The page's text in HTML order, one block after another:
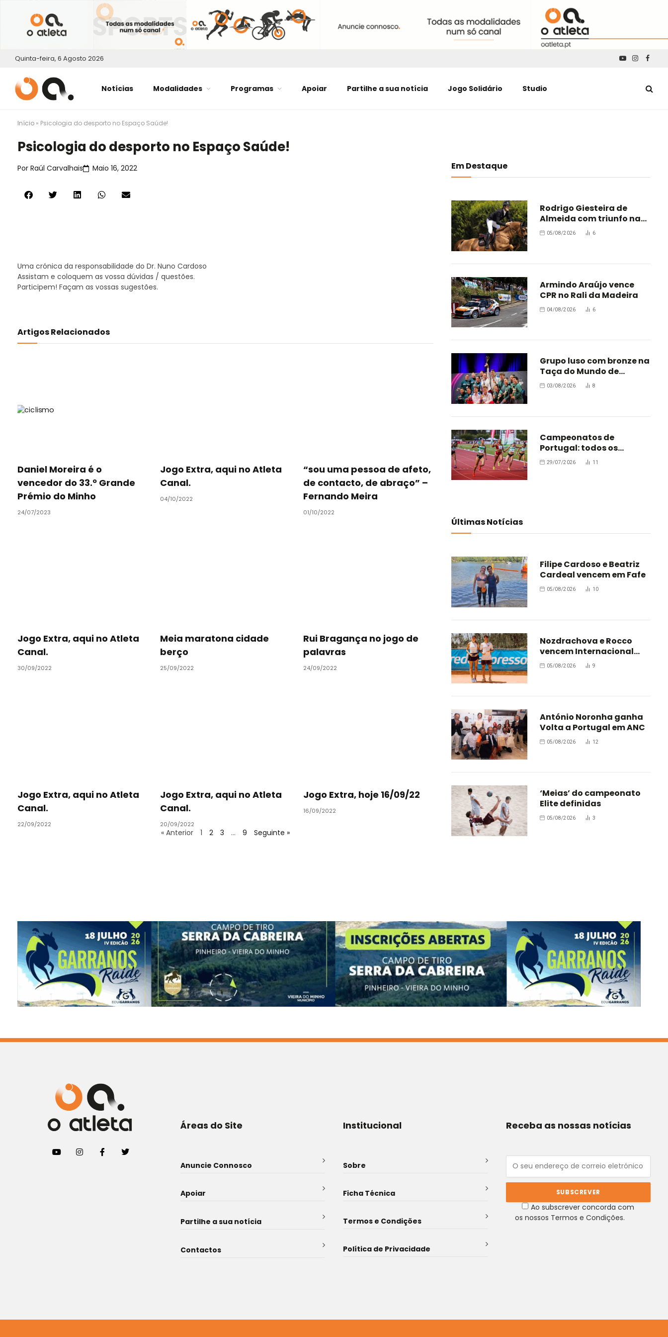
Quinta-feira, 6 Agosto 2026 YouTube
Notícias Modalidades Programas Apoiar Partilhe a sua notícia Jogo Solidário Studio
Início » Psicologia do desporto no Espaço Saúde!
Psicologia do desporto no Espaço Saúde!
Por Raúl Carvalhais Maio 16, 2022
Uma crónica da responsabilidade do Dr. Nuno Cardoso
Assistam e coloquem as vossa dúvidas / questões.
Participem! Façam as vossas sugestões.
Artigos Relacionados
Daniel Moreira é o
vencedor do 33.º Grande
Prémio do Minho
24/07/2023
Jogo Extra, aqui no Atleta
Canal.
04/10/2022
“sou uma pessoa de afeto,
de contacto, de abraço” –
Fernando Meira
01/10/2022
Jogo Extra, aqui no Atleta
Canal.
30/09/2022
Meia maratona cidade
berço
25/09/2022
Rui Bragança no jogo de
palavras
24/09/2022
Jogo Extra, aqui no Atleta
Canal.
22/09/2022
Jogo Extra, aqui no Atleta
Canal.
20/09/2022
Jogo Extra, hoje 16/09/22
16/09/2022
« Anterior 1 2 3 … 9 Seguinte »
Em Destaque
Rodrigo Giesteira de
Almeida com triunfo na
Bélgica
05/08/2026 6
Armindo Araújo vence
CPR no Rali da Madeira
04/08/2026 6
Grupo luso com bronze na
Taça do Mundo de
Oradea
03/08/2026 8
Campeonatos de
Portugal: todos os
campeões
29/07/2026 11
Últimas Notícias
Filipe Cardoso e Beatriz
Cardeal vencem em Fafe
05/08/2026 10
Nozdrachova e Rocco
vencem Internacional
Júnior de Leiria
05/08/2026 9
António Noronha ganha
Volta a Portugal em ANC
05/08/2026 12
‘Meias’ do campeonato
Elite definidas
05/08/2026 3
Áreas do Site
Anuncie Connosco
Apoiar
Partilhe a sua notícia
Contactos
Institucional
Sobre
Ficha Técnica
Termos e Condições
Política de Privacidade
Receba as nossas notícias
Ao subscrever concorda com
os nossos Termos e Condições.